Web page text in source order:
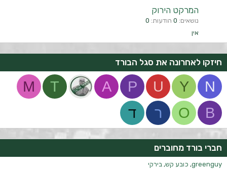
המרקט הירוק
נושאים 0 הודעות 0
אין
חיזקו לאחרונה את סגל הבורד
N
Y
U
P
A
T
M
B
O ר ד
חברי בורד מחוברים
greenguy כובע קש בירקי